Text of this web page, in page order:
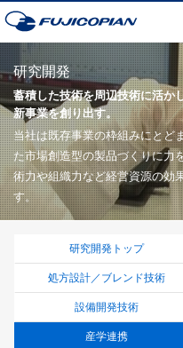
研究開発
蓄積した技術を周辺技術に活か
新事業を創り出す。
当社は既存事業の枠組みにとど
た市場創造型の製品づくりに力
術力や組織力など経営資源の効
す。
研究開発トップ
処方設計／ブレンド技術
設備開発技術
産学連携